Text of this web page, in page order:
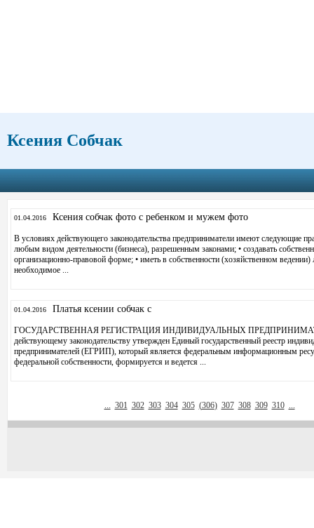
Ксения Собчак
01.04.2016 Ксения собчак фото с ребенком и мужем фото
В условиях действующего законодательства предприниматели имеют следующие
любым видом деятельности (бизнеса), разрешенным законами; • создавать
организационно-правовой форме; • иметь в собственности (хозяйственном
необходимое ...
01.04.2016 Платья ксении собчак с
ГОСУДАРСТВЕННАЯ РЕГИСТРАЦИЯ ИНДИВИДУАЛЬНЫХ
действующему законодательству утвержден Единый государственный реестр
предпринимателей (ЕГРИП), который является федеральным информационным
федеральной собственности, формируется и ведется ...
... 301 302 303 304 305 (306) 307 308 309 310 ...